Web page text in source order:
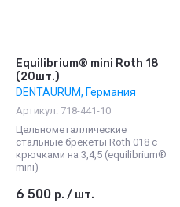
Equilibrium® mini Roth 18
(20шт.)
DENTAURUM, Германия
Артикул: 718-441-10
Цельнометаллические
стальные брекеты Roth 018 с
крючками на 3,4,5 (equilibrium®
mini)
6 500 р. / шт.